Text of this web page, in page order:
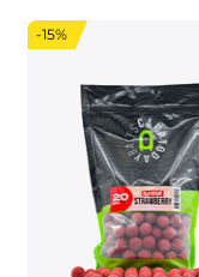
-15%